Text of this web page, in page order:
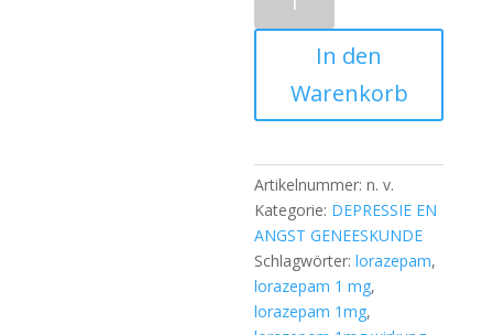
kaufen
Menge
In den
Warenkorb
Artikelnummer:n. v.
Kategorie: DEPRESSIE EN
ANGST GENEESKUNDE
Schlagwörter:lorazepam,
lorazepam 1 mg,
lorazepam 1mg,